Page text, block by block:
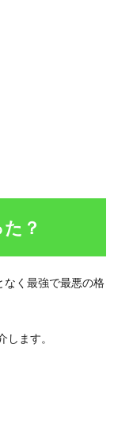
？
なく最強で最悪の格
ます。